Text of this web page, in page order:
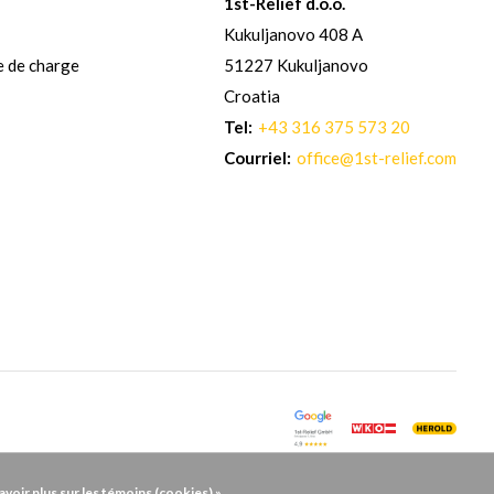
de charge
Kukuljanovo 408 A
51227 Kukuljanovo
Croatia
Tel: +43 316 375 573 20
Courriel: office@1st-relief.com